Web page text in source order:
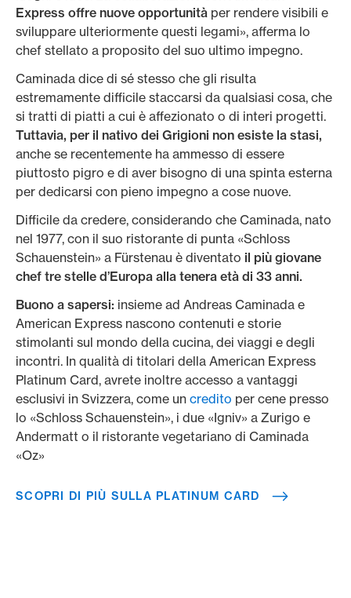
Express offre nuove opportunità per rendere visibili e
sviluppare ulteriormente questi legami», afferma lo
chef stellato a proposito del suo ultimo impegno.
Caminada dice di sé stesso che gli risulta
estremamente difficile staccarsi da qualsiasi cosa, che
si tratti di piatti a cui è affezionato o di interi progetti.
Tuttavia, per il nativo dei Grigioni non esiste la stasi,
anche se recentemente ha ammesso di essere
piuttosto pigro e di aver bisogno di una spinta esterna
per dedicarsi con pieno impegno a cose nuove.
Difficile da credere, considerando che Caminada, nato
nel 1977, con il suo ristorante di punta «Schloss
Schauenstein» a Fürstenau è diventato il più giovane
chef tre stelle d’Europa alla tenera età di 33 anni.
Buono a sapersi: insieme ad Andreas Caminada e
American Express nascono contenuti e storie
stimolanti sul mondo della cucina, dei viaggi e degli
incontri. In qualità di titolari della American Express
Platinum Card, avrete inoltre accesso a vantaggi
esclusivi in Svizzera, come un credito per cene presso
lo «Schloss Schauenstein», i due «Igniv» a Zurigo e
Andermatt o il ristorante vegetariano di Caminada
«Oz»
SCOPRI DI PIÙ SULLA PLATINUM CARD